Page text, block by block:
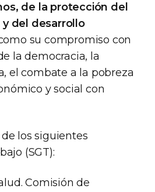
de la protección del
del desarrollo
su compromiso con
la democracia, la
el combate a la pobreza
y social con
los siguientes
(SGT):
Comisión de